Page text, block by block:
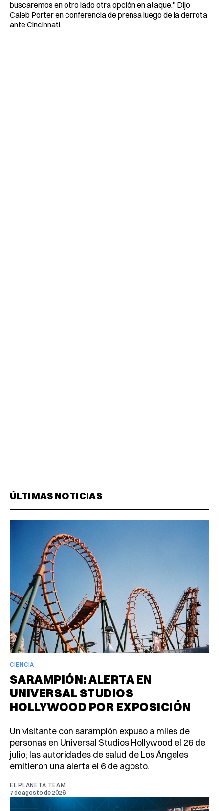
buscaremos en otro lado otra opción en ataque." Dijo
Caleb Porter en conferencia de prensa luego de la derrota
ante Cincinnati.
ÚLTIMAS NOTICIAS
CIENCIA
SARAMPIÓN: ALERTA EN
UNIVERSAL STUDIOS
HOLLYWOOD POR EXPOSICIÓN
Un visitante con sarampión expuso a miles de
personas en Universal Studios Hollywood el 26 de
julio; las autoridades de salud de Los Ángeles
emitieron una alerta el 6 de agosto.
EL PLANETA TEAM
7 de agosto de 2026